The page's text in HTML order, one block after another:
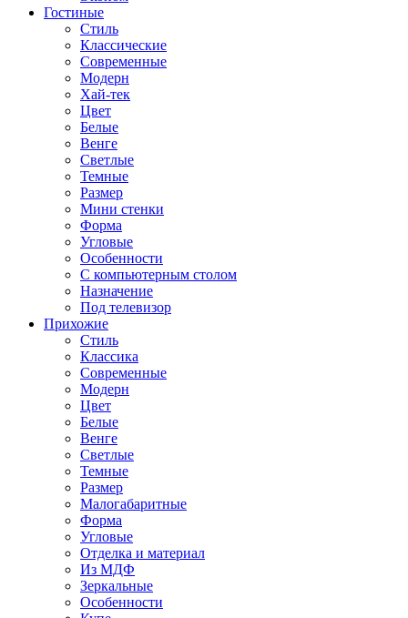
Гостиные
Стиль
Классические
Современные
Модерн
Хай-тек
Цвет
Белые
Венге
Светлые
Темные
Размер
Мини стенки
Форма
Угловые
Особенности
С компьютерным столом
Назначение
Под телевизор
Прихожие
Стиль
Классика
Современные
Модерн
Цвет
Белые
Венге
Светлые
Темные
Размер
Малогабаритные
Форма
Угловые
Отделка и материал
Из МДФ
Зеркальные
Особенности